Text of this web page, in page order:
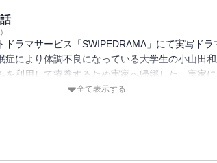
ドラマサービス「SWIPEDRAMA」にて実写ドラ
症により体調不良になっている大学生の小山田
を利用して療養するため実家へ帰郷した。実家に
ずの祖父母の姿が見えない。違和感を感じた和宏
全て表示する